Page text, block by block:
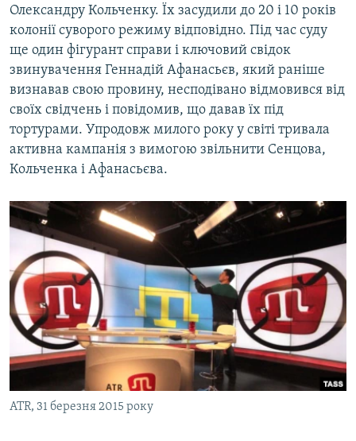
Олександру Кольченку. Їх засудили до 20 і 10 років
колонії суворого режиму відповідно. Під час суду
ще один фігурант справи і ключовий свідок
звинувачення Геннадій Афанасьєв, який раніше
визнавав свою провину, несподівано відмовився від
своїх свідчень і повідомив, що давав їх під
тортурами. Упродовж милого року у світі тривала
активна кампанія з вимогою звільнити Сенцова,
Кольченка і Афанасьєва.
ATR, 31 березня 2015 року